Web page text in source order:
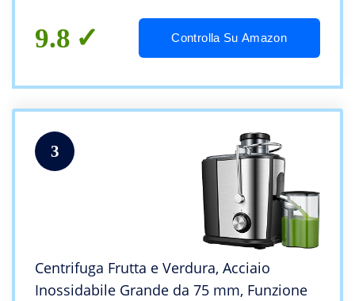
9.8 Controlla Su Amazon
3
Centrifuga Frutta e Verdura, Acciaio
Inossidabile Grande da 75 mm, Funzione